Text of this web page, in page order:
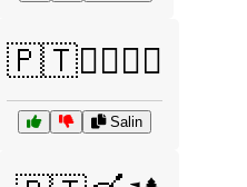
🇵🇹🚴‍♂️🚴‍♀️
Salin